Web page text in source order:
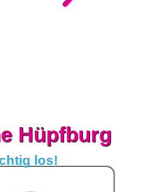
Hüpfburg
los!